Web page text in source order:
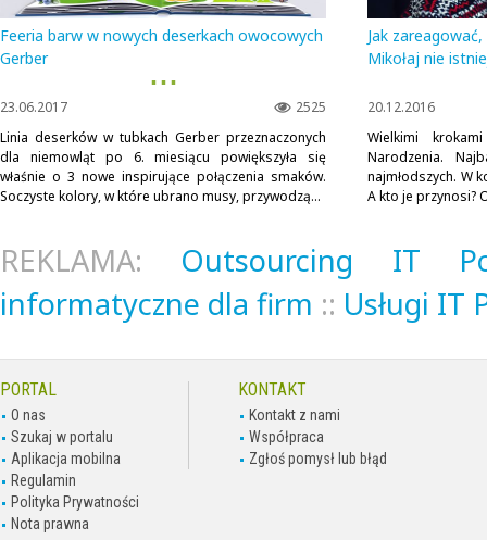
Feeria barw w nowych deserkach owocowych
Gerber
▪ ▪ ▪
2525
23.06.2017
Linia deserków w tubkach Gerber przeznaczonych
dla niemowląt po 6. miesiącu powiększyła się
właśnie o 3 nowe inspirujące połączenia smaków.
Soczyste kolory, w które ubrano musy, przywodzą...
Jak
Mikołaj nie
20.12.2016
Wielkimi
Narodzenia.
najmłodszych. W
A kto je przynosi?
REKLAMA: Outsourcing IT
informatyczne dla firm :: Usługi IT
PORTAL
O nas
Szukaj w portalu
Aplikacja mobilna
Regulamin
Polityka Prywatności
Nota prawna
KONTAKT
Kontakt z nami
Współpraca
Zgłoś pomysł lub błąd